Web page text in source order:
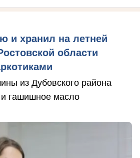
и хранил на летней
области
из Дубовского района
гашишное масло